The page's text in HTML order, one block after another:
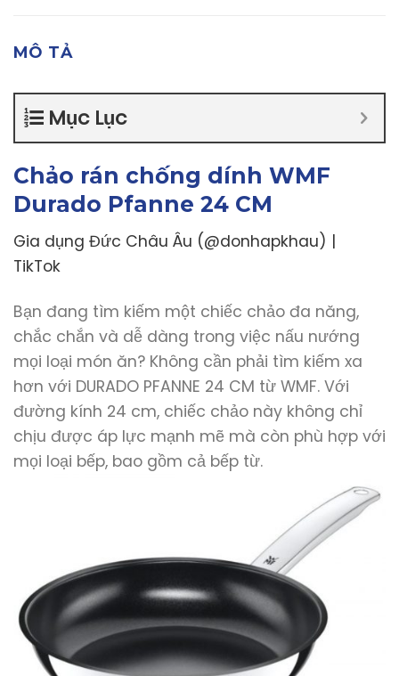
MÔ TẢ
Mục Lục
Chảo rán chống dính WMF
Durado Pfanne 24 CM
Gia dụng Đức Châu Âu (@donhapkhau) |
TikTok
Bạn đang tìm kiếm một chiếc chảo đa năng,
chắc chắn và dễ dàng trong việc nấu nướng
mọi loại món ăn? Không cần phải tìm kiếm xa
hơn với DURADO PFANNE 24 CM từ WMF. Với
đường kính 24 cm, chiếc chảo này không chỉ
chịu được áp lực mạnh mẽ mà còn phù hợp với
mọi loại bếp, bao gồm cả bếp từ.